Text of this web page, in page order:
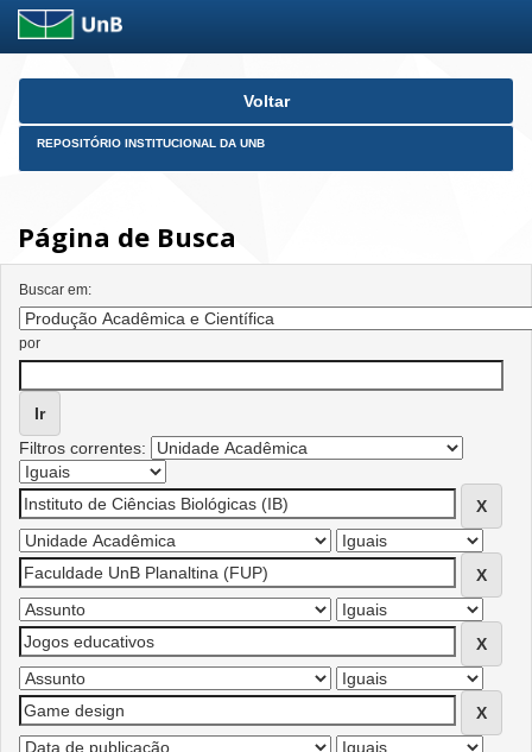
Skip
Voltar
REPOSITÓRIO INSTITUCIONAL DA UNB
Página de Busca
Buscar em:
por
Filtros correntes: